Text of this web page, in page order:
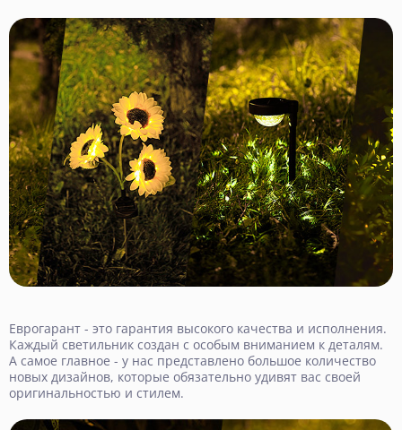
Еврогарант - это гарантия высокого качества и исполнения.
Каждый светильник создан с особым вниманием к деталям.
А самое главное - у нас представлено большое количество
новых дизайнов, которые обязательно удивят вас своей
оригинальностью и стилем.